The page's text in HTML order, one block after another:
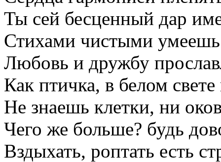
Ты сей бесценный дар
Стихами чистыми умеешь
Любовь и дружбу
Как птичка, в белом свете
Не знаешь клетки, ни
Чего же больше? будь
Вздыхать, роптать есть